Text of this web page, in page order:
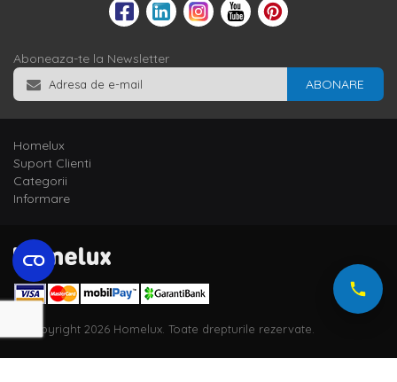
Aboneaza-te la Newsletter
ABONARE
Homelux
Suport Clienti
Categorii
Informare
© Copyright 2026 Homelux. Toate drepturile rezervate.